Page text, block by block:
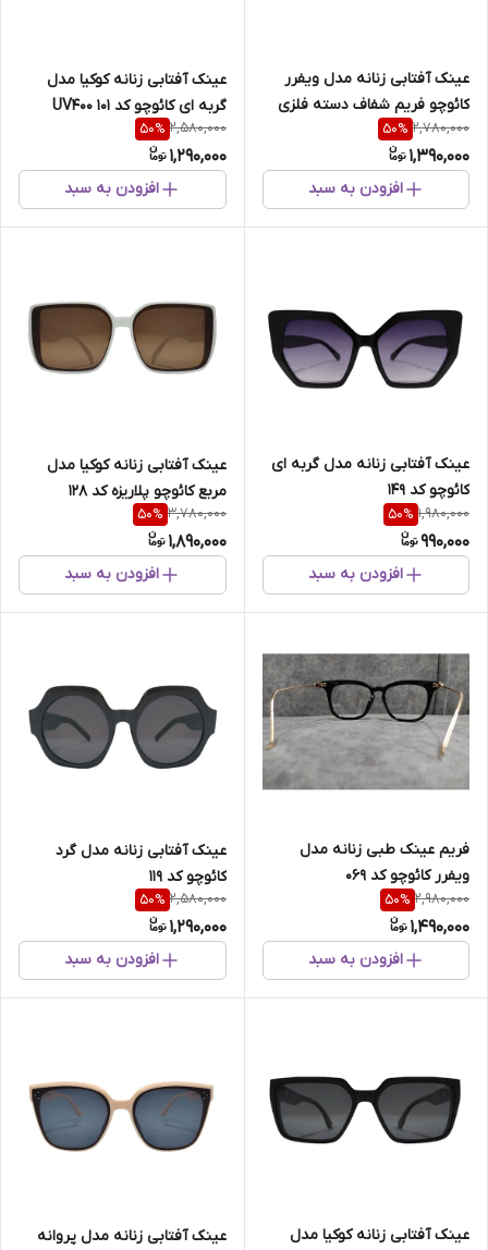
عینک آفتابی زنانه مدل ویفرر
کائوچو فریم شفاف دسته فلزی
کد 86 UV400
2,780,000
50%
1,390,000
افزودن به سبد
عینک آفتابی زنانه کوکیا مدل
گربه ای کائوچو کد 101 UV400
2,580,000
50%
1,290,000
افزودن به سبد
عینک آفتابی زنانه مدل گربه ای
کائوچو کد 149
1,980,000
50%
990,000
افزودن به سبد
عینک آفتابی زنانه کوکیا مدل
مربع کائوچو پلاریزه کد 128
3,780,000
50%
1,890,000
افزودن به سبد
فریم عینک طبی زنانه مدل
ویفرر کائوچو کد 069
2,980,000
50%
1,490,000
افزودن به سبد
عینک آفتابی زنانه مدل گرد
کائوچو کد 119
2,580,000
50%
1,290,000
افزودن به سبد
عینک آفتابی زنانه کوکیا مدل عینک آفتابی زنانه مدل پروانه